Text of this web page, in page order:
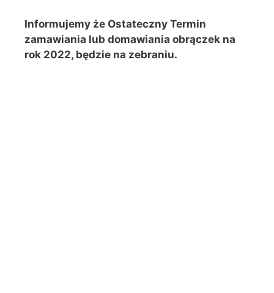
Informujemy że Ostateczny Termin
zamawiania lub domawiania obrączek na
rok 2022, będzie na zebraniu.